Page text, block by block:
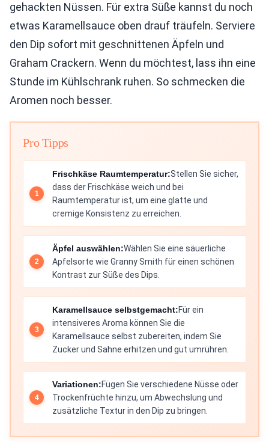
gehackten Nüssen. Für extra Süße kannst du noch
etwas Karamellsauce oben drauf träufeln. Serviere
den Dip sofort mit geschnittenen Äpfeln und
Graham Crackern. Wenn du möchtest, lass ihn eine
Stunde im Kühlschrank ruhen. So schmecken die
Aromen noch besser.
Pro Tipps
Frischkäse Raumtemperatur:Stellen Sie sicher,
dass der Frischkäse weich und bei
Raumtemperatur ist, um eine glatte und
cremige Konsistenz zu erreichen.
Äpfel auswählen:Wählen Sie eine säuerliche
Apfelsorte wie Granny Smith für einen schönen
Kontrast zur Süße des Dips.
Karamellsauce selbstgemacht:Für ein
intensiveres Aroma können Sie die
Karamellsauce selbst zubereiten, indem Sie
Zucker und Sahne erhitzen und gut umrühren.
Variationen:Fügen Sie verschiedene Nüsse oder
Trockenfrüchte hinzu, um Abwechslung und
zusätzliche Textur in den Dip zu bringen.